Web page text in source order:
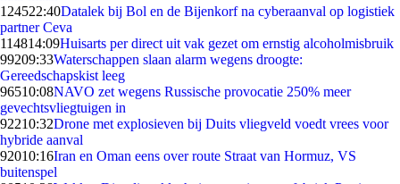
124522:40Datalek bij Bol en de Bijenkorf na cyberaanval op logistiek
partner Ceva
114814:09Huisarts per direct uit vak gezet om ernstig alcoholmisbruik
99209:33Waterschappen slaan alarm wegens droogte:
Gereedschapskist leeg
96510:08NAVO zet wegens Russische provocatie 250% meer
gevechtsvliegtuigen in
92210:32Drone met explosieven bij Duits vliegveld voedt vrees voor
hybride aanval
92010:16Iran en Oman eens over route Straat van Hormuz, VS
buitenspel